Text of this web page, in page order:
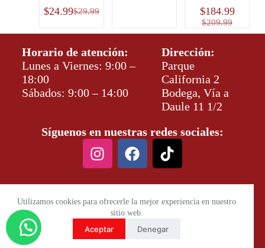
Utilizamos cookies para ofrecerle la mejor experiencia en nuestro
sitio web.
Aceptar Denegar
$29.99
$24.99
$209.99
$184.99
Horario de atención:
Lunes a Viernes: 9:00 –
18:00
Sábados: 9:00 – 14:00
Dirección:
Parque
California 2
Bodega, Vía a
Daule 11 1/2
Síguenos en nuestras redes sociales: